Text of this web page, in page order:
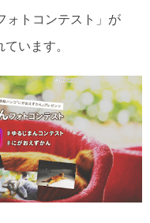
ォトコンテスト」が
います。